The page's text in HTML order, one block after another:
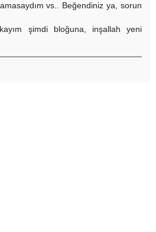
vs.. Beğendiniz ya, sorun
şimdi bloğuna, inşallah yeni